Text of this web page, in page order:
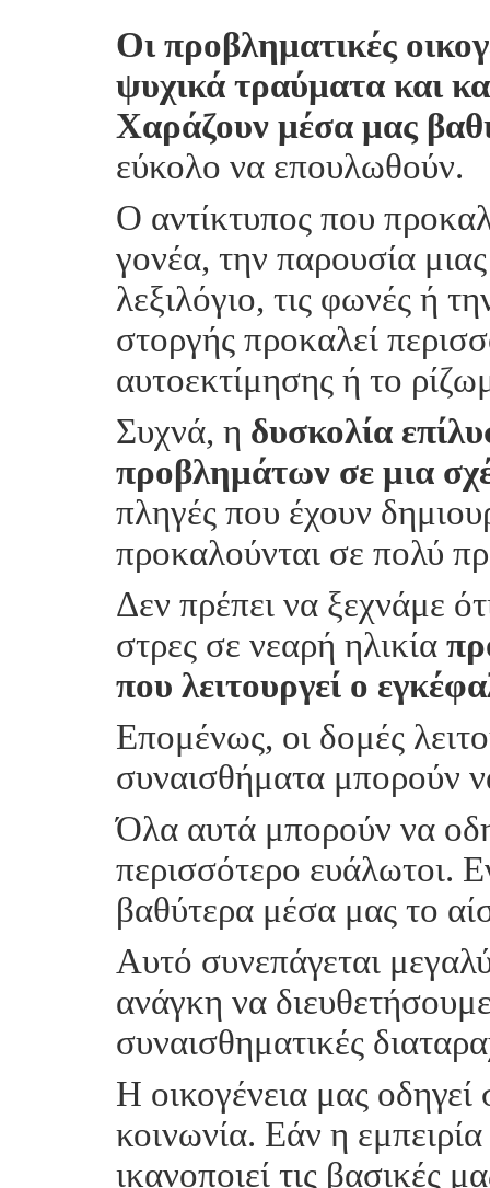
Οι προβληματικές
ψυχικά τραύματα και
Χαράζουν μέσα μας
εύκολο να επουλωθούν.
Ο αντίκτυπος που
γονέα, την παρουσία
λεξιλόγιο, τις φωνές ή
στοργής προκαλεί
αυτοεκτίμησης ή το
Συχνά, η δυσκολία
προβλημάτων σε μια
πληγές που έχουν
προκαλούνται σε πολύ
Δεν πρέπει να ξεχνάμε
στρες σε νεαρή ηλικία
που λειτουργεί ο
Επομένως, οι δομές
συναισθήματα μπορούν
Όλα αυτά μπορούν να
περισσότερο ευάλωτοι.
βαθύτερα μέσα μας το
Αυτό συνεπάγεται
ανάγκη να
συναισθηματικές
Η οικογένεια μας
κοινωνία. Εάν η
ικανοποιεί τις βασικές